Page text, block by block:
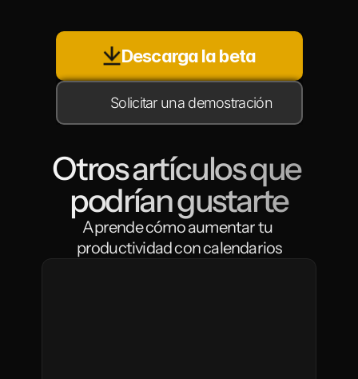
Descarga la beta
Solicitar una demostración
Otros artículos que
podrían gustarte
Aprende cómo aumentar tu
productividad con calendarios